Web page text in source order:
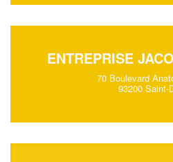
ENTREPRISE
70 Boulevard
93200 Saint-